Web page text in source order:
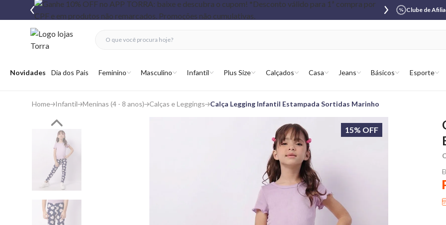
Clube de
Abrir menu
Novidades Dia dos Pais Feminino Masculino Infantil Plus Size Calçados Casa Jeans Básicos Esporte
fechar menu
fechar menu
favoritos
Home Infantil Meninas (4 - 8 anos) Calças e Leggings Calça Legging Infantil Estampada Sortidas Marinho
15% OFF